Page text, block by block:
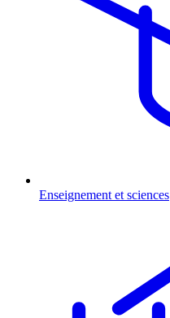
Enseignement et sciences